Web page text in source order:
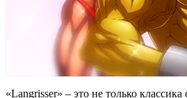
«Langrisser» – это не только